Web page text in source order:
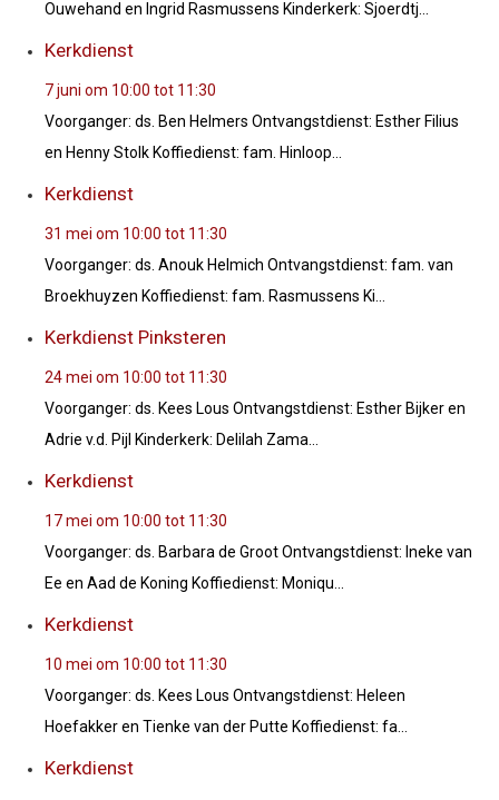
Ouwehand en Ingrid Rasmussens Kinderkerk: Sjoerdtj...
Kerkdienst
7 juni om 10:00 tot 11:30
Voorganger: ds. Ben Helmers Ontvangstdienst: Esther Filius
en Henny Stolk Koffiedienst: fam. Hinloop...
Kerkdienst
31 mei om 10:00 tot 11:30
Voorganger: ds. Anouk Helmich Ontvangstdienst: fam. van
Broekhuyzen Koffiedienst: fam. Rasmussens Ki...
Kerkdienst Pinksteren
24 mei om 10:00 tot 11:30
Voorganger: ds. Kees Lous Ontvangstdienst: Esther Bijker en
Adrie v.d. Pijl Kinderkerk: Delilah Zama...
Kerkdienst
17 mei om 10:00 tot 11:30
Voorganger: ds. Barbara de Groot Ontvangstdienst: Ineke van
Ee en Aad de Koning Koffiedienst: Moniqu...
Kerkdienst
10 mei om 10:00 tot 11:30
Voorganger: ds. Kees Lous Ontvangstdienst: Heleen
Hoefakker en Tienke van der Putte Koffiedienst: fa...
Kerkdienst